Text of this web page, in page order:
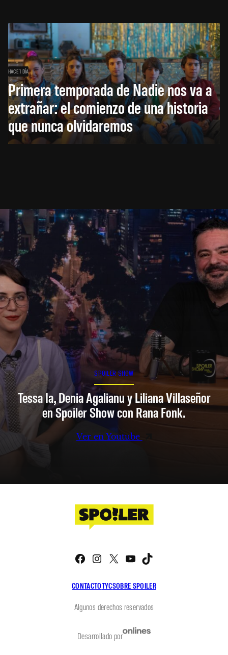
HACE 1 DÍA
Primera temporada de Nadie nos va a
extrañar: el comienzo de una historia
que nunca olvidaremos
SPOILER SHOW
Tessa Ia, Denia Agalianu y Liliana Villaseñor
en Spoiler Show con Rana Fonk.
Ver en Youtube
CONTACTOTYCSOBRE SPOILER
Facebook
Instagram
X YouTube
Algunos derechos reservados
Desarrollado por